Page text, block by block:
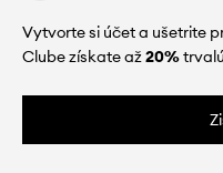
Vytvorte si účet a ušetrite
Clube získate až20%